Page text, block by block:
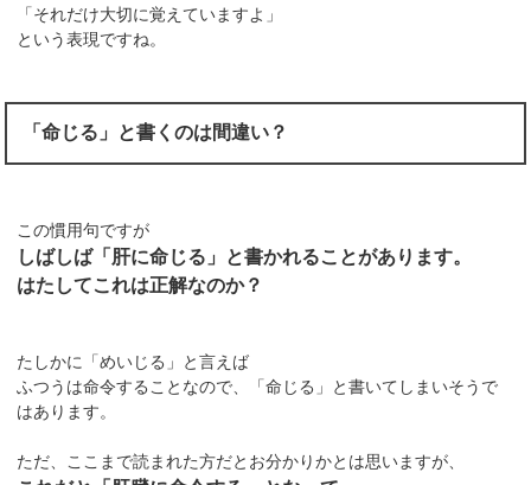
「それだけ大切に覚えていますよ」
という表現ですね。
「命じる」と書くのは間違い？
この慣用句ですが
しばしば「肝に命じる」と書かれることがあります。
はたしてこれは正解なのか？
たしかに「めいじる」と言えば
ふつうは命令することなので、「命じる」と書いてしまいそうで
はあります。
ただ、ここまで読まれた方だとお分かりかとは思いますが、